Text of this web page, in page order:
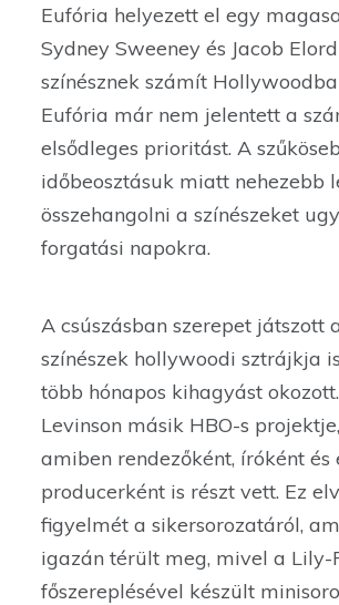
Eufória helyezett el egy
Sydney Sweeney és Jacob
színésznek számít
Eufória már nem jelentett a
elsődleges prioritást. A
időbeosztásuk miatt nehezebb
összehangolni a színészeket
forgatási napokra.
A csúszásban szerepet játszott
színészek hollywoodi sztrájkja
több hónapos kihagyást
Levinson másik HBO-s
amiben rendezőként, íróként és
producerként is részt vett. Ez
figyelmét a sikersorozatáról,
igazán térült meg, mivel a Lily-
főszereplésével készült